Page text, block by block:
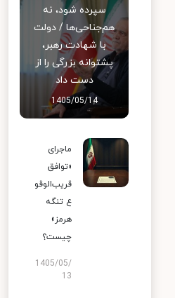
سپرده شود، نه
هم‌جناحی‌ها / دولت
با شهادت رهبر،
پشتوانه بزرگی را از
دست داد
1405/05/14
ماجرای
«توافق
قریب‌الوقو
ع تنگه
هرمز»
چیست؟
1405/05/
13